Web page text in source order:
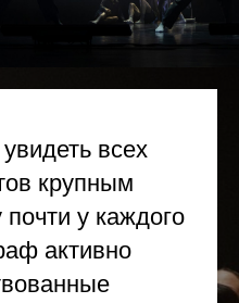
всех
крупным
у каждого
активно